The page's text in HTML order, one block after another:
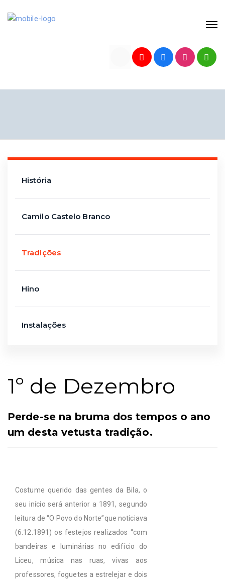
História
Camilo Castelo Branco
Tradições
Hino
Instalações
1º de Dezembro
Perde-se na bruma dos tempos o ano
um desta vetusta tradição.
Costume querido das gentes da Bila, o
seu início será anterior a 1891, segundo
leitura de “O Povo do Norte”que noticiava
(6.12.1891) os festejos realizados “com
bandeiras e luminárias no edifício do
Liceu, música nas ruas, vivas aos
professores, foguetes a estrelejar e dois